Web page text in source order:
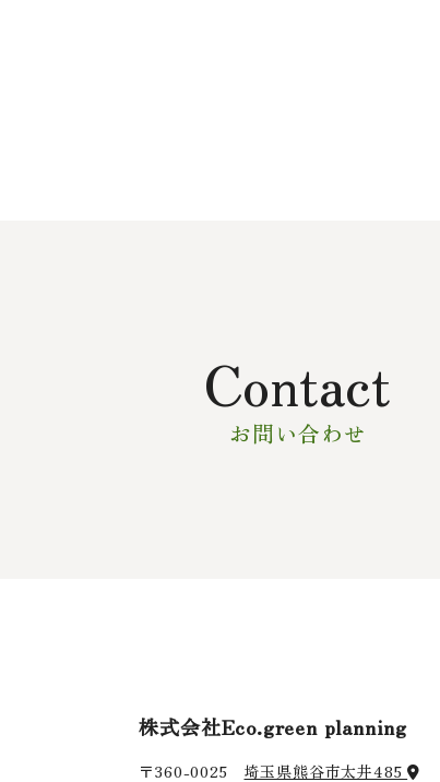
Contact
お問い合わせ
株式会社Eco.green planning
〒360-0025 埼玉県熊谷市太井485